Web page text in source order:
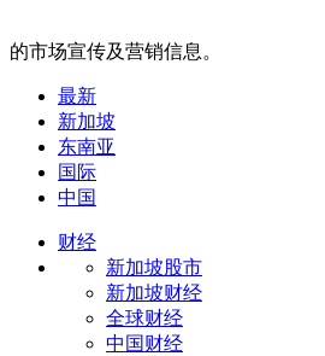
的市场宣传及营销信息。
最新
新加坡
东南亚
国际
中国
财经
新加坡股市
新加坡财经
全球财经
中国财经